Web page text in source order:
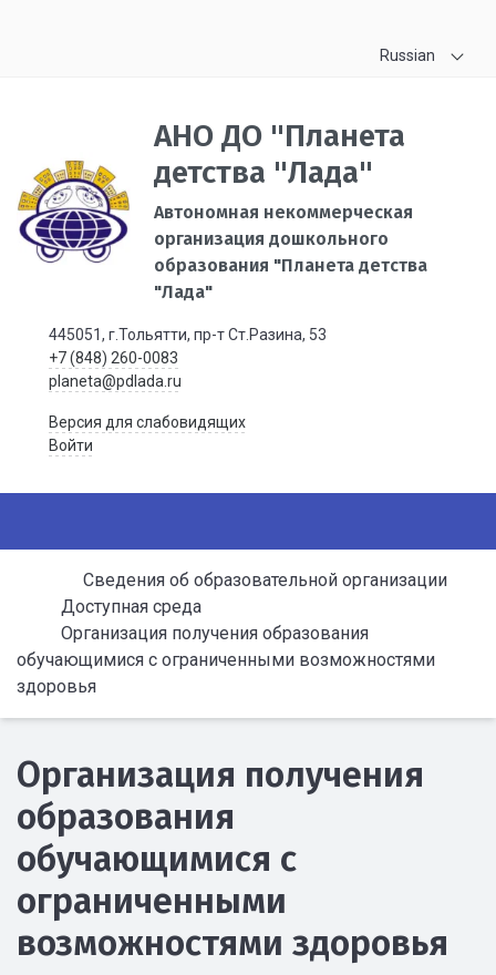
Russian
АНО ДО "Планета
детства "Лада"
Автономная некоммерческая
организация дошкольного
образования "Планета детства
"Лада"
445051, г.Тольятти, пр-т Ст.Разина, 53
+7 (848) 260-0083
planeta@pdlada.ru
Версия для слабовидящих
Войти
Сведения об образовательной организации
Доступная среда
Организация получения образования
обучающимися с ограниченными возможностями
здоровья
Организация получения
образования
обучающимися с
ограниченными
возможностями здоровья